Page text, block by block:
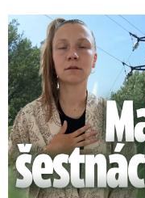
Smrtelný pád chlapce: